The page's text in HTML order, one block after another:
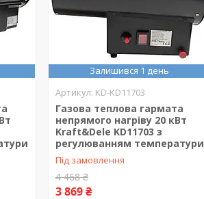
Залишився 1 день
KD-KD11703
Газова теплова гармата
непрямого нагріву 20 кВт
Kraft&Dele KD11703 з
регулюванням температури
Під замовлення
4 468 ₴
3 869 ₴